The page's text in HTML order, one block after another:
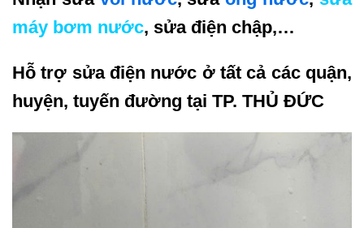
máy bơm nước, sửa điện chập,…
Hỗ trợ sửa điện nước ở tất cả các quận,
huyện, tuyến đường tại TP. THỦ ĐỨC